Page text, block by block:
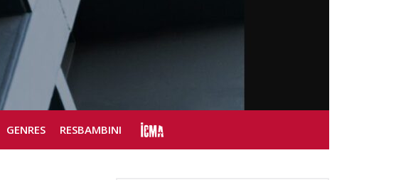
GENRES RESBAMBINI